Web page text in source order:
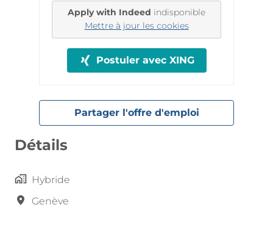
Apply with Indeed indisponible
Mettre à jour les cookies
Postuler avec XING
Partager l'offre d'emploi
Détails
Hybride
Genève